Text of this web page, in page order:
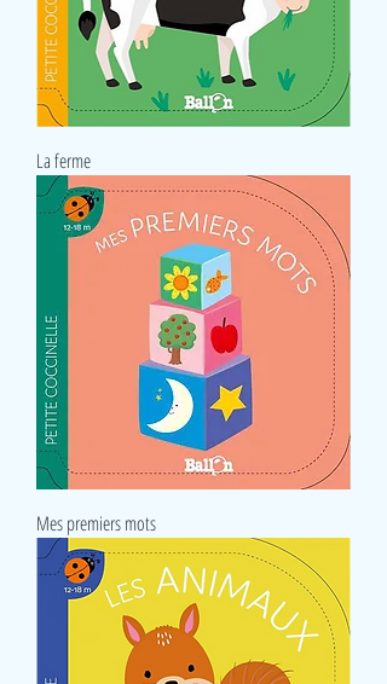
La ferme
Mes premiers mots